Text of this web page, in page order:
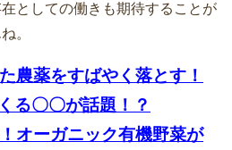
としての働きも期待することが
。
農薬をすばやく落とす！
る〇〇が話題！？
オーガニック有機野菜が